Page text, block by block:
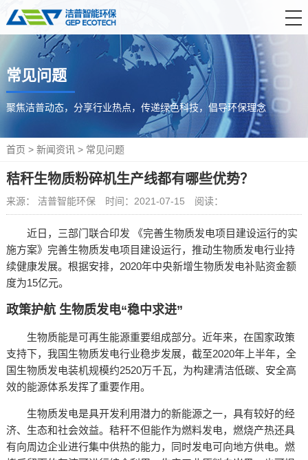
首 页
解决方案
服务支持
常见问题
聚焦洁普动态，分享行业热点，传递绿色科技，倡导环保理念
首页 > 新闻资讯 > 常见问题
秸秆生物质粉碎机生产线都有哪些优势？
来源： 洁普智能环保 时间：2021-07-15 阅读：
近日，三部门联合印发 《完善生物质发电项目建设运行的实
施方案》完善生物质发电项目建设运行，推动生物质发电行业持
续健康发展。根据安排，2020年中央新增生物质发电补贴资金额
度为15亿元。
政策护航 生物质发电“稳中求进”
生物质能是可再生能源重要组成部分。近年来，在国家政策
支持下，我国生物质发电行业稳步发展，截至2020年上半年，全
国生物质发电装机规模约2520万千瓦，为构建清洁低碳、安全高
效的能源体系发挥了重要作用。
生物质发电是具开发利用潜力的新能源之一，具有较好的经
济、生态和社会效益。秸秆不但能作为燃料发电，燃烧产热还具
有向周边企业进行集中供热的能力，同时发电可向地方供电。燃